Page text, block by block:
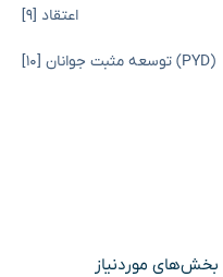
[9] اعتقاد
[۱۰] توسعه مثبت جوانان (PYD)
بخش‌های موردنیاز